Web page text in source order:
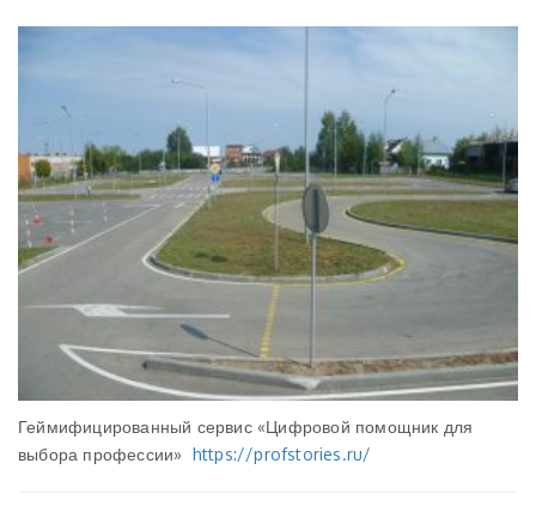
Геймифицированный сервис «Цифровой помощник для
выбора профессии» https://profstories.ru/